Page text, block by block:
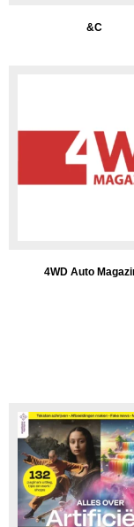
&C
4WD Auto